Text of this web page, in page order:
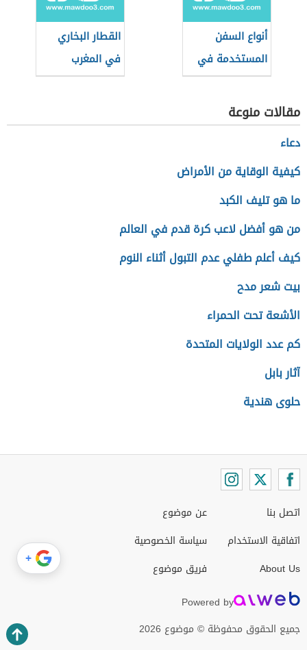
أنواع السفن
المستخدمة في
الغوص للبحث عن
اللؤلؤ
القطار البخاري
في المغرب
مقالات منوعة
دعاء
كيفية الوقاية من الأمراض
ما هو تليف الكبد
من هو أفضل لاعب كرة قدم في العالم
كيف أعلم طفلي عدم التبول أثناء النوم
بيت شعر مدح
الأشعة تحت الحمراء
كم عدد الولايات المتحدة
آثار بابل
حلوى هندية
اتصل بنا
اتفاقية الاستخدام
About Us
عن موضوع
سياسة الخصوصية
فريق موضوع
Powered by
جميع الحقوق محفوظة © موضوع 2026
+